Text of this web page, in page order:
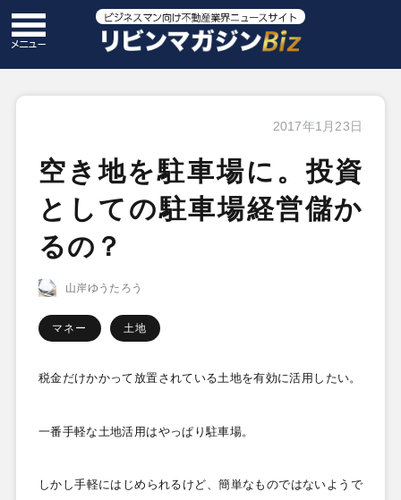
2017年1月23日
空き地を駐車場に。投資
としての駐車場経営儲か
るの？
山岸ゆうたろう
マネー 土地
税金だけかかって放置されている土地を有効に活用したい。
一番手軽な土地活用はやっぱり駐車場。
しかし手軽にはじめられるけど、簡単なものではないようで